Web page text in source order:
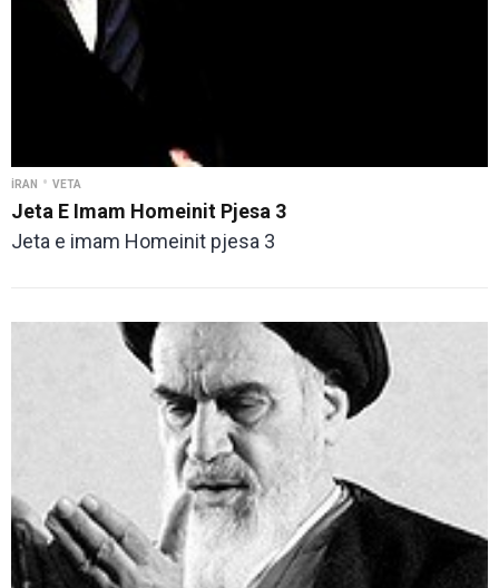
İRAN • VETA
Jeta E Imam Homeinit Pjesa 3
Jeta e imam Homeinit pjesa 3